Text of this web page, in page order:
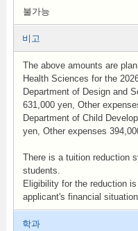
불가능
비고
The above amounts are
Health Sciences for the
Department of Design and
631,000 yen, Other
Department of Child
yen, Other expenses
There is a tuition reduction
students.
Eligibility for the reduction
applicant's financial
학과